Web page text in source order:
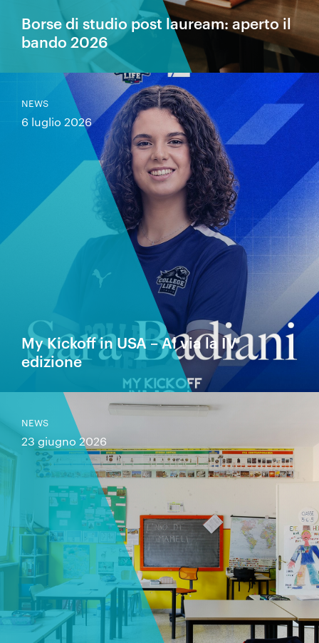
Borse di studio post lauream: aperto il
bando 2026
NEWS
6 luglio 2026
My Kickoff in USA – Al via la IV
edizione
NEWS
23 giugno 2026